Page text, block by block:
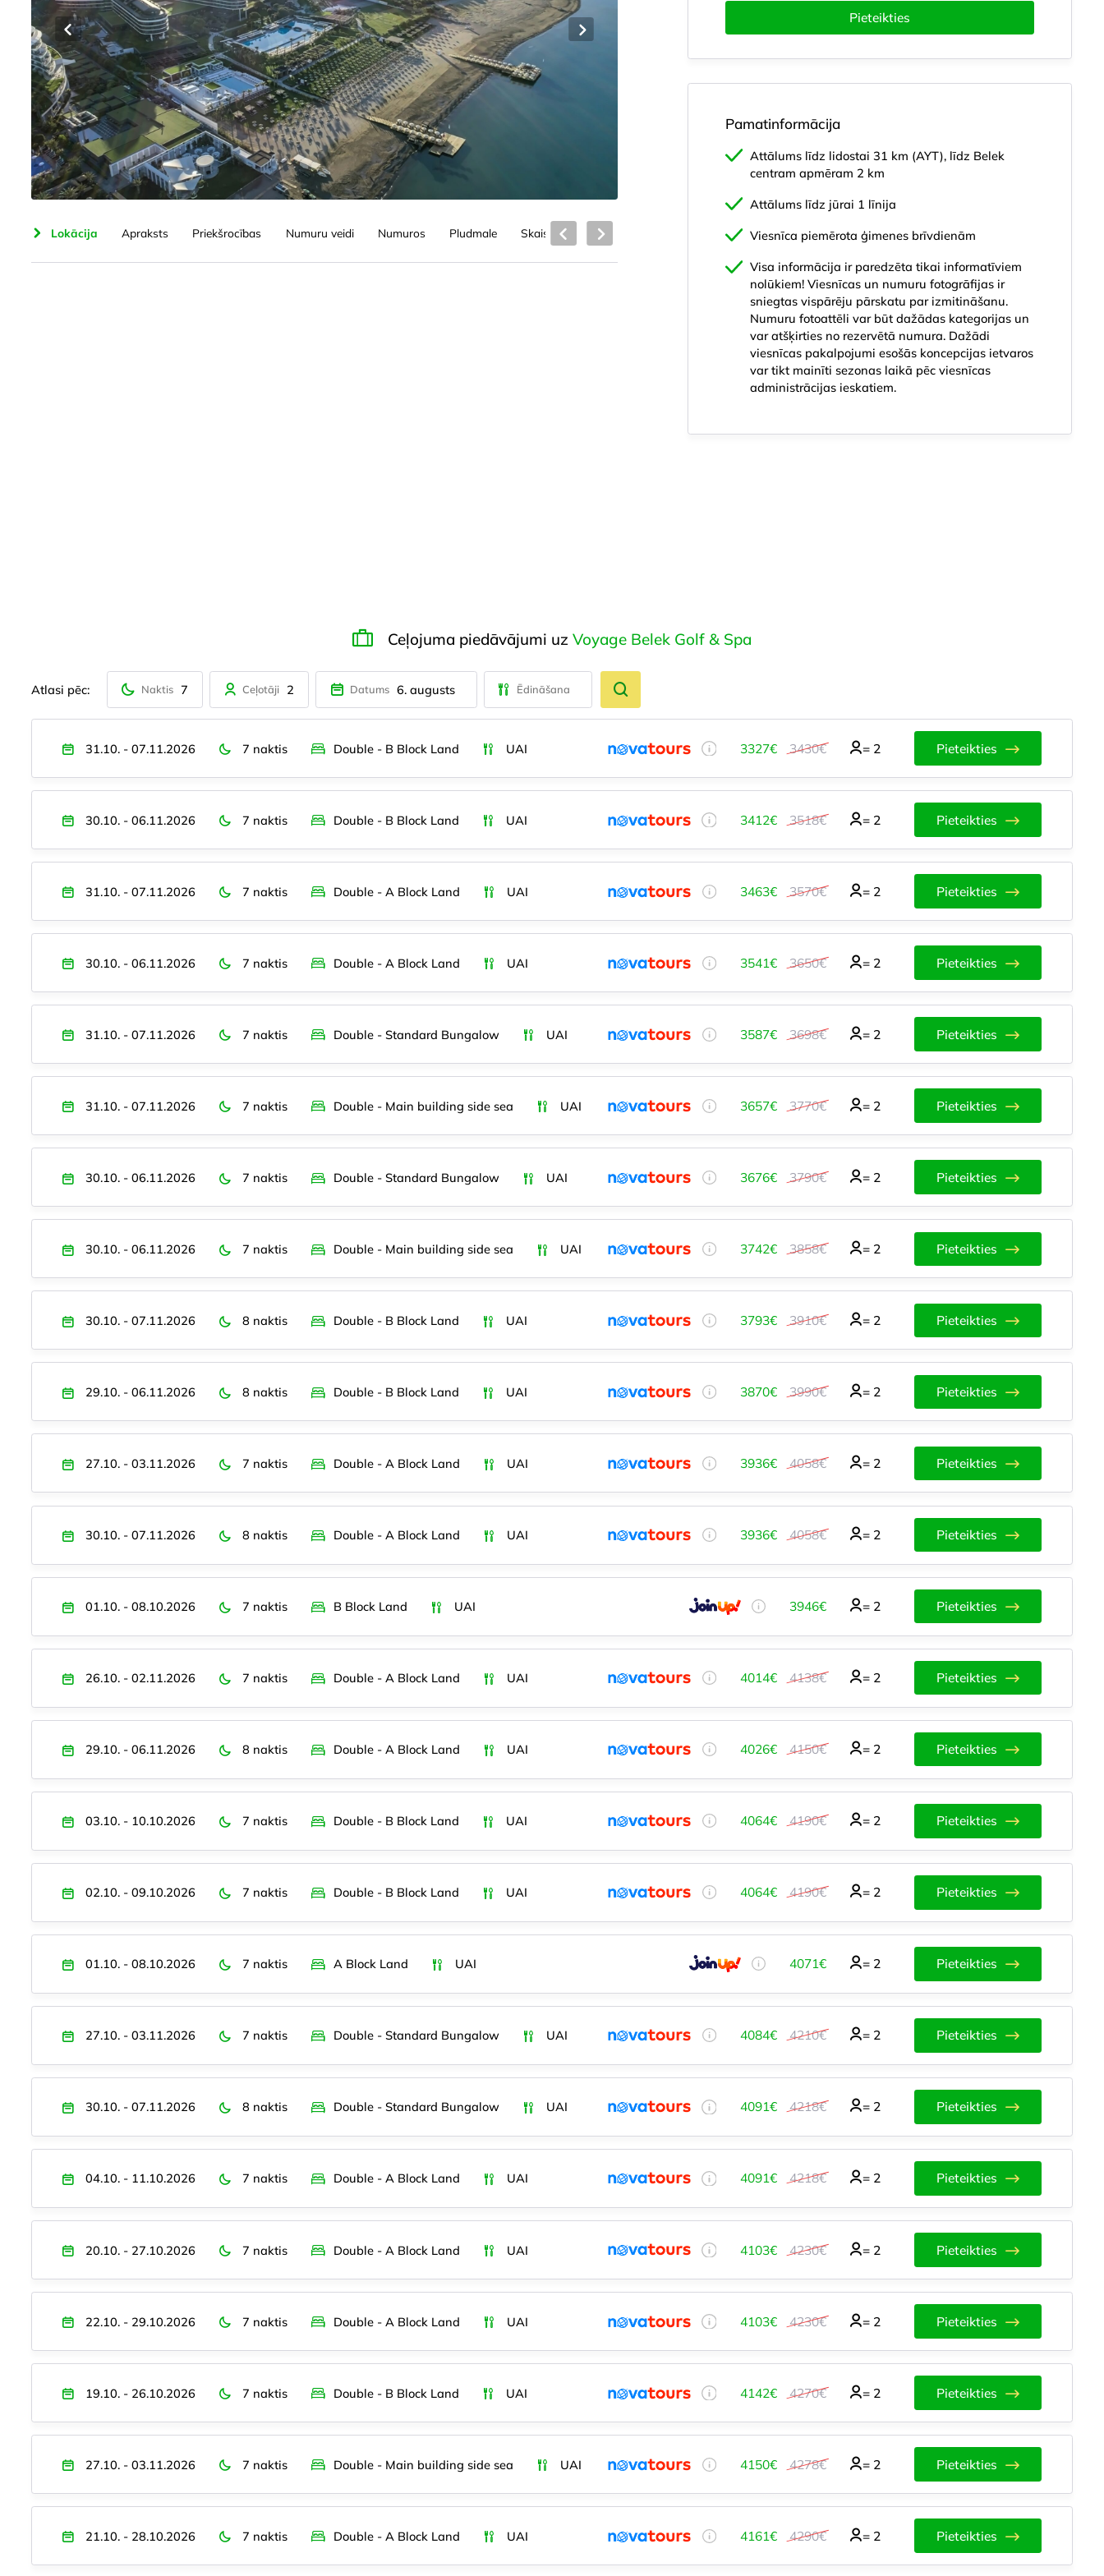
Lokācija Apraksts Priekšrocības Numuru veidi Numuros Pludmale Skaistumkopšana un veselība Bērniem Ēdināšana Baseini Viesnīcas pakalpojumi
Pieteikties
Pamatinformācija
Attālums līdz lidostai 31 km (AYT), līdz Belek
centram apmēram 2 km
Attālums līdz jūrai 1 līnija
Viesnīca piemērota ģimenes brīvdienām
Visa informācija ir paredzēta tikai informatīviem
nolūkiem! Viesnīcas un numuru fotogrāfijas ir
sniegtas vispārēju pārskatu par izmitināšanu.
Numuru fotoattēli var būt dažādas kategorijas un
var atšķirties no rezervētā numura. Dažādi
viesnīcas pakalpojumi esošās koncepcijas ietvaros
var tikt mainīti sezonas laikā pēc viesnīcas
administrācijas ieskatiem.
Ceļojuma piedāvājumi uzVoyage Belek Golf & Spa
Atlasi pēc: Naktis 7 Ceļotāji 2 Datums 6. augusts Ēdināšana
31.10. - 07.11.2026 7 naktis Double - B Block Land UAI 3327€ 3430€ = 2 Pieteikties
30.10. - 06.11.2026 7 naktis Double - B Block Land UAI 3412€ 3518€ = 2 Pieteikties
31.10. - 07.11.2026 7 naktis Double - A Block Land UAI 3463€ 3570€ = 2 Pieteikties
30.10. - 06.11.2026 7 naktis Double - A Block Land UAI 3541€ 3650€ = 2 Pieteikties
31.10. - 07.11.2026 7 naktis Double - Standard Bungalow UAI 3587€ 3698€ = 2 Pieteikties
31.10. - 07.11.2026 7 naktis Double - Main building side sea UAI 3657€ 3770€ = 2 Pieteikties
30.10. - 06.11.2026 7 naktis Double - Standard Bungalow UAI 3676€ 3790€ = 2 Pieteikties
30.10. - 06.11.2026 7 naktis Double - Main building side sea UAI 3742€ 3858€ = 2 Pieteikties
30.10. - 07.11.2026 8 naktis Double - B Block Land UAI 3793€ 3910€ = 2 Pieteikties
29.10. - 06.11.2026 8 naktis Double - B Block Land UAI 3870€ 3990€ = 2 Pieteikties
27.10. - 03.11.2026 7 naktis Double - A Block Land UAI 3936€ 4058€ = 2 Pieteikties
30.10. - 07.11.2026 8 naktis Double - A Block Land UAI 3936€ 4058€ = 2 Pieteikties
01.10. - 08.10.2026 7 naktis B Block Land UAI 3946€ = 2 Pieteikties
26.10. - 02.11.2026 7 naktis Double - A Block Land UAI 4014€ 4138€ = 2 Pieteikties
29.10. - 06.11.2026 8 naktis Double - A Block Land UAI 4026€ 4150€ = 2 Pieteikties
03.10. - 10.10.2026 7 naktis Double - B Block Land UAI 4064€ 4190€ = 2 Pieteikties
02.10. - 09.10.2026 7 naktis Double - B Block Land UAI 4064€ 4190€ = 2 Pieteikties
01.10. - 08.10.2026 7 naktis A Block Land UAI 4071€ = 2 Pieteikties
27.10. - 03.11.2026 7 naktis Double - Standard Bungalow UAI 4084€ 4210€ = 2 Pieteikties
30.10. - 07.11.2026 8 naktis Double - Standard Bungalow UAI 4091€ 4218€ = 2 Pieteikties
04.10. - 11.10.2026 7 naktis Double - A Block Land UAI 4091€ 4218€ = 2 Pieteikties
20.10. - 27.10.2026 7 naktis Double - A Block Land UAI 4103€ 4230€ = 2 Pieteikties
22.10. - 29.10.2026 7 naktis Double - A Block Land UAI 4103€ 4230€ = 2 Pieteikties
19.10. - 26.10.2026 7 naktis Double - B Block Land UAI 4142€ 4270€ = 2 Pieteikties
27.10. - 03.11.2026 7 naktis Double - Main building side sea UAI 4150€ 4278€ = 2 Pieteikties
21.10. - 28.10.2026 7 naktis Double - A Block Land UAI 4161€ 4290€ = 2 Pieteikties